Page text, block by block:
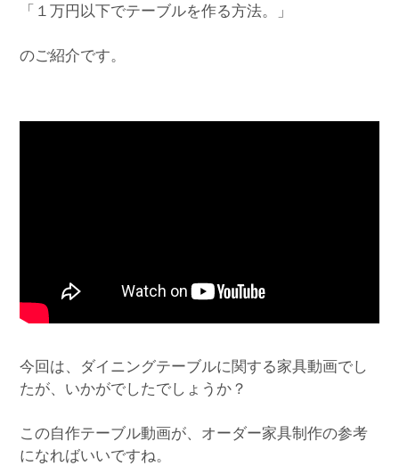
「１万円以下でテーブルを作る方法。」
のご紹介です。
今回は、ダイニングテーブルに関する家具動画でし
たが、いかがでしたでしょうか？
この自作テーブル動画が、オーダー家具制作の参考
になればいいですね。